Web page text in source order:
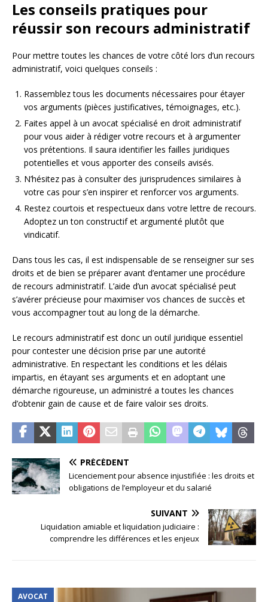
Les conseils pratiques pour
réussir son recours administratif
Pour mettre toutes les chances de votre côté lors d’un recours
administratif, voici quelques conseils :
Rassemblez tous les documents nécessaires pour étayer
vos arguments (pièces justificatives, témoignages, etc.).
Faites appel à un avocat spécialisé en droit administratif
pour vous aider à rédiger votre recours et à argumenter
vos prétentions. Il saura identifier les failles juridiques
potentielles et vous apporter des conseils avisés.
N’hésitez pas à consulter des jurisprudences similaires à
votre cas pour s’en inspirer et renforcer vos arguments.
Restez courtois et respectueux dans votre lettre de recours.
Adoptez un ton constructif et argumenté plutôt que
vindicatif.
Dans tous les cas, il est indispensable de se renseigner sur ses
droits et de bien se préparer avant d’entamer une procédure
de recours administratif. L’aide d’un avocat spécialisé peut
s’avérer précieuse pour maximiser vos chances de succès et
vous accompagner tout au long de la démarche.
Le recours administratif est donc un outil juridique essentiel
pour contester une décision prise par une autorité
administrative. En respectant les conditions et les délais
impartis, en étayant ses arguments et en adoptant une
démarche rigoureuse, un administré a toutes les chances
d’obtenir gain de cause et de faire valoir ses droits.
PRÉCÉDENT
Licenciement pour absence injustifiée : les droits et
obligations de l’employeur et du salarié
SUIVANT
Liquidation amiable et liquidation judiciaire :
comprendre les différences et les enjeux
AVOCAT